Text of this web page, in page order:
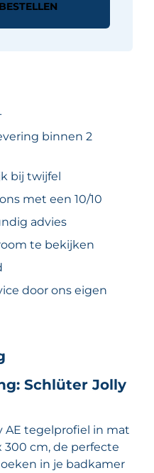
Schlüter Jolly
AE tegelprofiel in mat
300 cm, de perfecte
in je badkamer
binnen 2
bij twijfel
met een 10/10
advies
te bekijken
door ons eigen